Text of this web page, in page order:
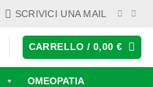
SCRIVICI UNA MAIL
CARRELLO /0,00€
OMEOPATIA